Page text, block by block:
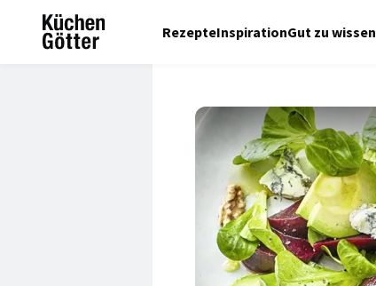
RezepteInspirationGut zu wissen